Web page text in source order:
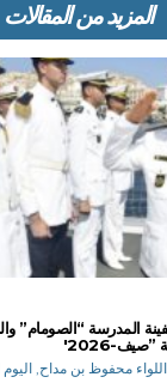
المزيد من المقالات
المدرسة “الصومام”
2026′
محفوظ بن مداح,